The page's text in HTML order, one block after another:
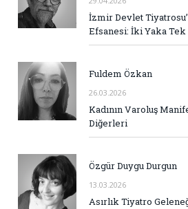
İzmir Devlet
Efsanesi: İki Yaka
Fuldem Özkan
26.03.2026
Kadının Varoluş
Diğerleri
Özgür Duygu Durgun
13.03.2026
Asırlık Tiyatro